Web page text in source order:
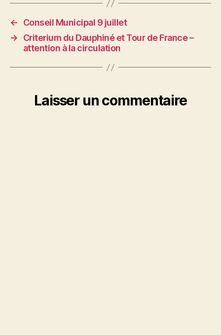
←
Conseil Municipal 9 juillet
→
Criterium du Dauphiné et Tour de France –
attention à la circulation
Laisser un commentaire